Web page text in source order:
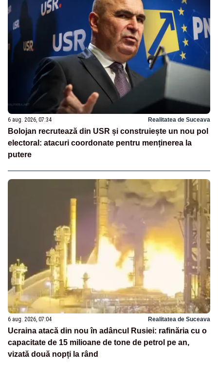
6 aug. 2026, 07:34 Realitatea de Suceava
Bolojan recrutează din USR și construiește un nou pol
electoral: atacuri coordonate pentru menținerea la
putere
6 aug. 2026, 07:04 Realitatea de Suceava
Ucraina atacă din nou în adâncul Rusiei: rafinăria cu o
capacitate de 15 milioane de tone de petrol pe an,
vizată două nopți la rând